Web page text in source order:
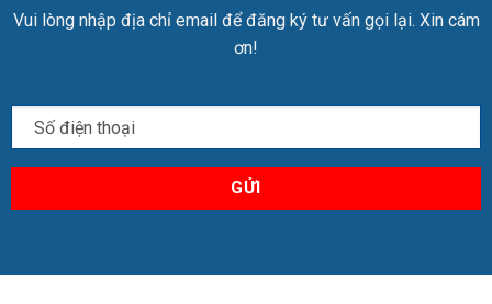
Vui lòng nhập địa chỉ email để đăng ký tư vấn gọi lại. Xin cám
ơn!